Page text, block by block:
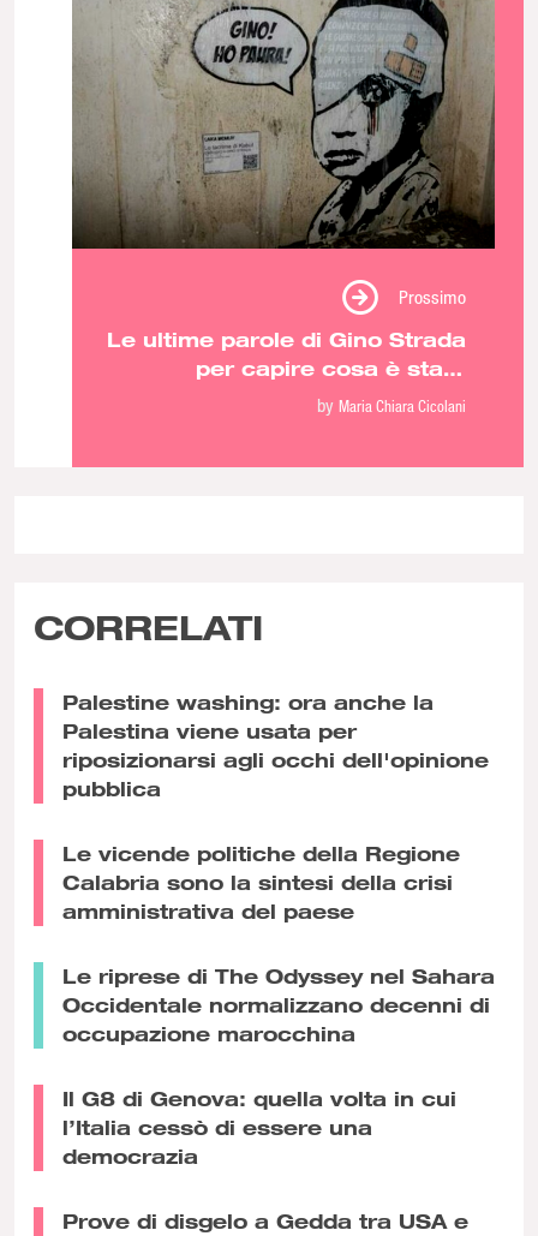
Prossimo
Le ultime parole di Gino Strada
per capire cosa è stato
sbagliato in Afghanistan
by Maria Chiara Cicolani
CORRELATI
Palestine washing: ora anche la
Palestina viene usata per
riposizionarsi agli occhi dell'opinione
pubblica
Le vicende politiche della Regione
Calabria sono la sintesi della crisi
amministrativa del paese
Le riprese di The Odyssey nel Sahara
Occidentale normalizzano decenni di
occupazione marocchina
Il G8 di Genova: quella volta in cui
l’Italia cessò di essere una
democrazia
Prove di disgelo a Gedda tra USA e